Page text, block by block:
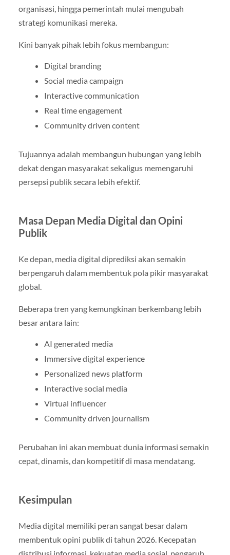
organisasi, hingga pemerintah mulai mengubah
strategi komunikasi mereka.
Kini banyak pihak lebih fokus membangun:
Digital branding
Social media campaign
Interactive communication
Real time engagement
Community driven content
Tujuannya adalah membangun hubungan yang lebih
dekat dengan masyarakat sekaligus memengaruhi
persepsi publik secara lebih efektif.
Masa Depan Media Digital dan Opini
Publik
Ke depan, media digital diprediksi akan semakin
berpengaruh dalam membentuk pola pikir masyarakat
global.
Beberapa tren yang kemungkinan berkembang lebih
besar antara lain:
AI generated media
Immersive digital experience
Personalized news platform
Interactive social media
Virtual influencer
Community driven journalism
Perubahan ini akan membuat dunia informasi semakin
cepat, dinamis, dan kompetitif di masa mendatang.
Kesimpulan
Media digital memiliki peran sangat besar dalam
membentuk opini publik di tahun 2026. Kecepatan